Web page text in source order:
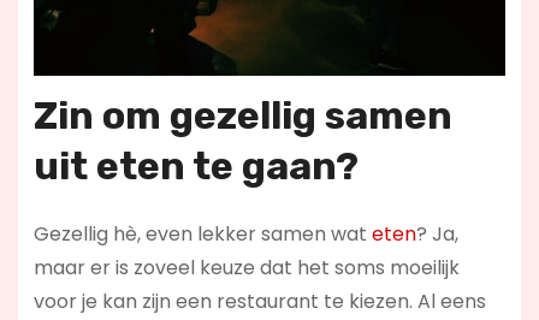
Zin om gezellig samen
uit eten te gaan?
Gezellig hè, even lekker samen wat eten? Ja,
maar er is zoveel keuze dat het soms moeilijk
voor je kan zijn een restaurant te kiezen. Al eens